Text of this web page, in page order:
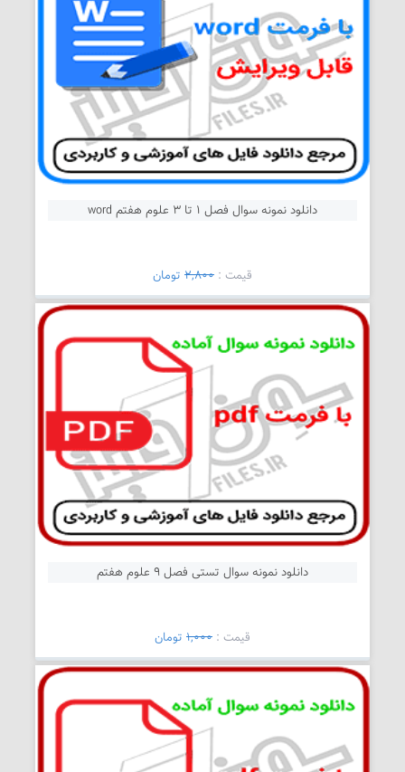
دانلود نمونه سوال فصل 1 تا 3 علوم هفتم word
قیمت : 2,800 تومان
دانلود نمونه سوال تستی فصل 9 علوم هفتم
قیمت : 1,000 تومان